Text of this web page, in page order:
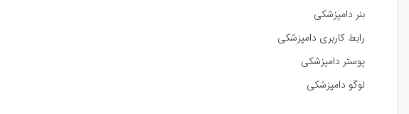
بنر دامپزشکی
رابط کاربری دامپزشکی
پوستر دامپزشکی
لوگو دامپزشکی